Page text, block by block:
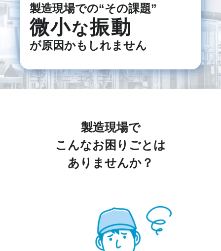
製造現場での“その課題”
微小な振動
が原因かもしれません
製造現場で
こんなお困りごとは
ありませんか？